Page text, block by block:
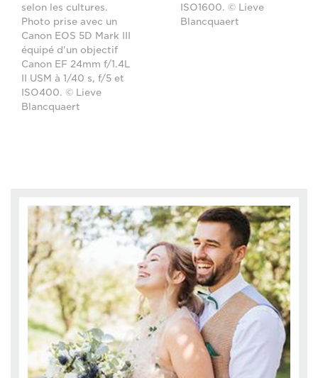
selon les cultures.
Photo prise avec un
Canon EOS 5D Mark III
équipé d'un objectif
Canon EF 24mm f/1.4L
II USM à 1/40 s, f/5 et
ISO400. © Lieve
Blancquaert
ISO1600. © Lieve
Blancquaert